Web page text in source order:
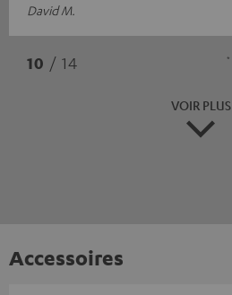
David M.
10 / 14 *
VOIR PLUS
Accessoires